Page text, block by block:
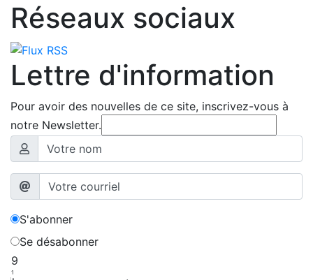
Réseaux sociaux
Lettre d'information
Pour avoir des nouvelles de ce site, inscrivez-vous à
notre Newsletter.
S'abonner
Se désabonner
9
1